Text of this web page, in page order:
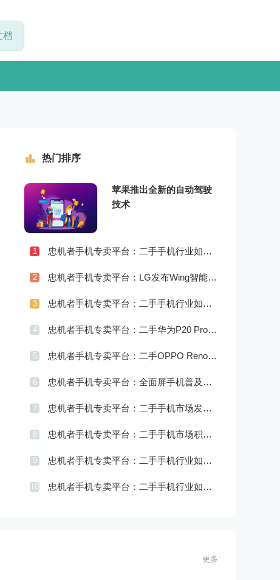
热门排序
苹果推出全新的自动驾驶
技术
1 忠机者手机专卖平台：二手手机行业如何应对社会民生问题
2 忠机者手机专卖平台：LG发布Wing智能手机，支持双屏交互
3 忠机者手机专卖平台：二手手机行业如何应对供应链管理的挑战
4 忠机者手机专卖平台：二手华为P20 Pro市场价格持续波动
5 忠机者手机专卖平台：二手OPPO Reno 2市场价格相对稳定
6 忠机者手机专卖平台：全面屏手机普及程度逐步提高
7 忠机者手机专卖平台：二手手机市场发展借力5G，迎来新机遇
8 忠机者手机专卖平台：二手手机市场积极推进品牌转型，实现品牌创新和升级
9 忠机者手机专卖平台：二手手机行业如何应对社区运营的重要性
10 忠机者手机专卖平台：二手手机行业如何应对创新驱动的发展
更多